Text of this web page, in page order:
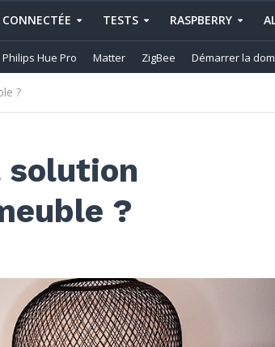
TESTS RASPBERRY
Philips Hue Pro Matter ZigBee Démarrer la
?
solution
?